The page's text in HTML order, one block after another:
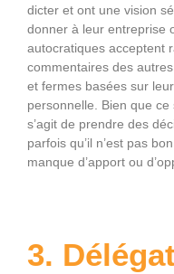
dicter et ont une vision
donner à leur entreprise
autocratiques acceptent
commentaires des
et fermes basées sur
personnelle. Bien que ce
s’agit de prendre des
parfois qu’il n’est pas
manque d’apport ou
3.